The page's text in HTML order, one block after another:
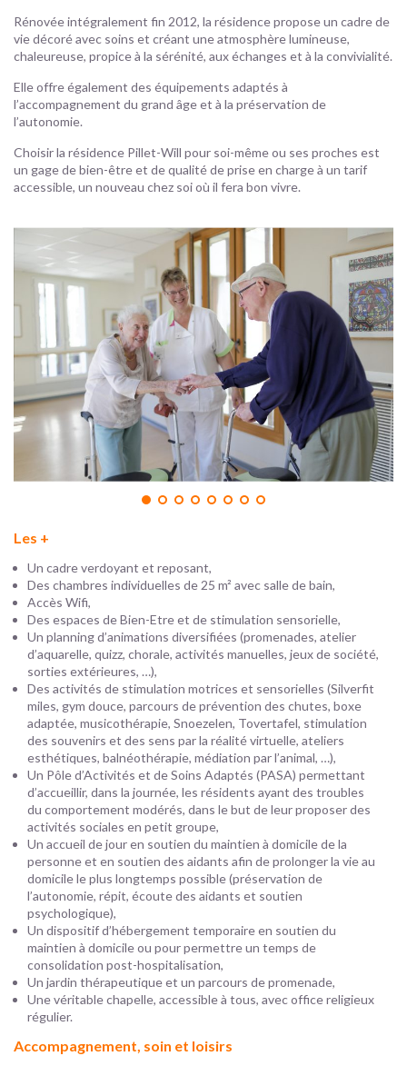
Rénovée intégralement fin 2012, la résidence propose un cadre de
vie décoré avec soins et créant une atmosphère lumineuse,
chaleureuse, propice à la sérénité, aux échanges et à la convivialité.
Elle offre également des équipements adaptés à
l’accompagnement du grand âge et à la préservation de
l’autonomie.
Choisir la résidence Pillet-Will pour soi-même ou ses proches est
un gage de bien-être et de qualité de prise en charge à un tarif
accessible, un nouveau chez soi où il fera bon vivre.
Les +
Un cadre verdoyant et reposant,
Des chambres individuelles de 25 m² avec salle de bain,
Accès Wifi,
Des espaces de Bien-Etre et de stimulation sensorielle,
Un planning d’animations diversifiées (promenades, atelier
d’aquarelle, quizz, chorale, activités manuelles, jeux de société,
sorties extérieures, …),
Des activités de stimulation motrices et sensorielles (Silverfit
miles, gym douce, parcours de prévention des chutes, boxe
adaptée, musicothérapie, Snoezelen, Tovertafel, stimulation
des souvenirs et des sens par la réalité virtuelle, ateliers
esthétiques, balnéothérapie, médiation par l’animal, …),
Un Pôle d’Activités et de Soins Adaptés (PASA) permettant
d’accueillir, dans la journée, les résidents ayant des troubles
du comportement modérés, dans le but de leur proposer des
activités sociales en petit groupe,
Un accueil de jour en soutien du maintien à domicile de la
personne et en soutien des aidants afin de prolonger la vie au
domicile le plus longtemps possible (préservation de
l’autonomie, répit, écoute des aidants et soutien
psychologique),
Un dispositif d’hébergement temporaire en soutien du
maintien à domicile ou pour permettre un temps de
consolidation post-hospitalisation,
Un jardin thérapeutique et un parcours de promenade,
Une véritable chapelle, accessible à tous, avec office religieux
régulier.
Accompagnement, soin et loisirs